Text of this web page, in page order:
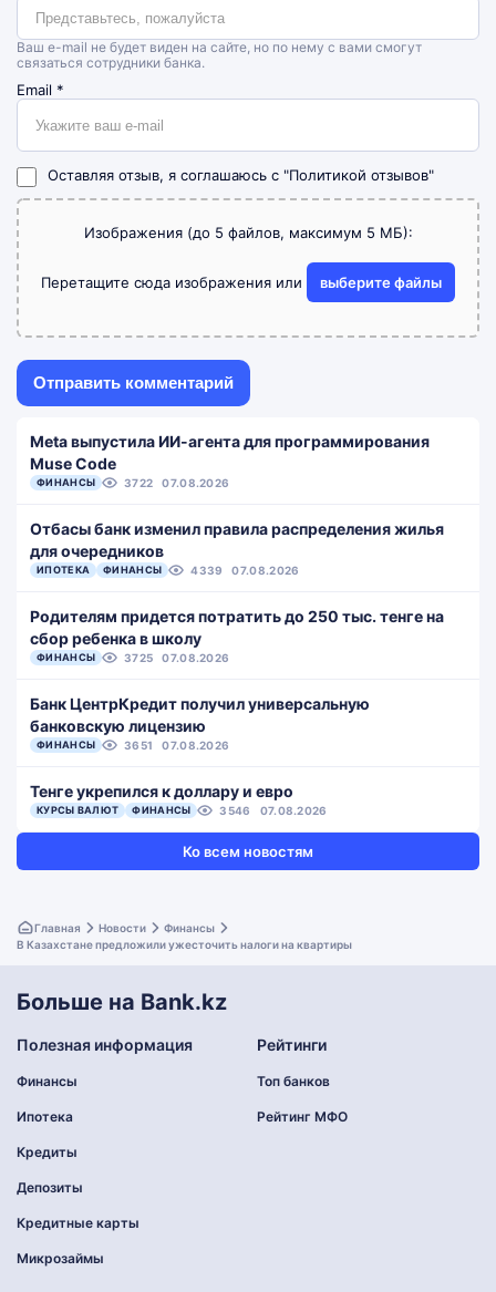
Ваш e-mail не будет виден на сайте, но по нему с вами смогут
связаться сотрудники банка.
Email *
Оставляя отзыв, я соглашаюсь с "Политикой отзывов"
Изображения (до 5 файлов, максимум 5 МБ):
Перетащите сюда изображения или выберите файлы
Meta выпустила ИИ-агента для программирования
Muse Code
ФИНАНСЫ 3722 07.08.2026
Отбасы банк изменил правила распределения жилья
для очередников
ИПОТЕКА ФИНАНСЫ 4339 07.08.2026
Родителям придется потратить до 250 тыс. тенге на
сбор ребенка в школу
ФИНАНСЫ 3725 07.08.2026
Банк ЦентрКредит получил универсальную
банковскую лицензию
ФИНАНСЫ 3651 07.08.2026
Тенге укрепился к доллару и евро
КУРСЫ ВАЛЮТ ФИНАНСЫ 3546 07.08.2026
Ко всем новостям
Главная Новости
Финансы
В Казахстане предложили ужесточить налоги на квартиры
Больше на Bank.kz
Полезная информация
Финансы
Ипотека
Кредиты
Депозиты
Кредитные карты
Микрозаймы
Рейтинги
Топ банков
Рейтинг МФО